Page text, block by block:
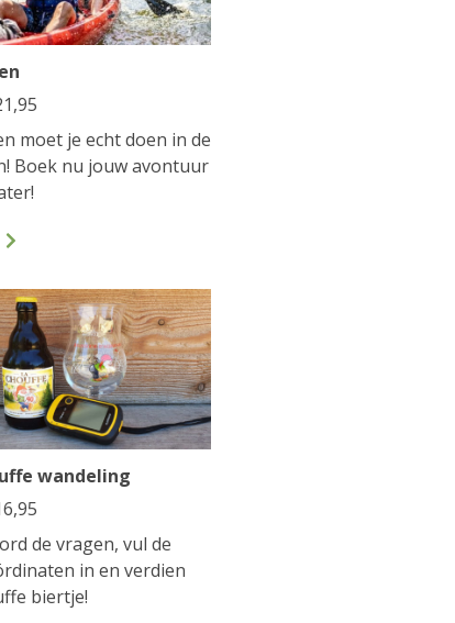
moet je echt doen in de
Boek nu jouw avontuur
wandeling
de vragen, vul de
in en verdien
biertje!